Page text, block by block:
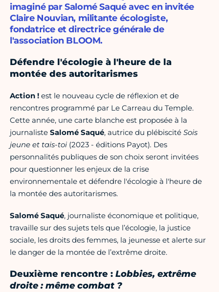
imaginé par Salomé Saqué avec en invitée
Claire Nouvian, militante écologiste,
fondatrice et directrice générale de
l'association BLOOM.
Défendre l'écologie à l'heure de la
montée des autoritarismes
Action ! est le nouveau cycle de réflexion et de
rencontres programmé par Le Carreau du Temple.
Cette année, une carte blanche est proposée à la
journaliste Salomé Saqué, autrice du plébiscité Sois
jeune et tais-toi (2023 - éditions Payot). Des
personnalités publiques de son choix seront invitées
pour questionner les enjeux de la crise
environnementale et défendre l'écologie à l'heure de
la montée des autoritarismes.
Salomé Saqué, journaliste économique et politique,
travaille sur des sujets tels que l’écologie, la justice
sociale, les droits des femmes, la jeunesse et alerte sur
le danger de la montée de l’extrême droite.
Deuxième rencontre : Lobbies, extrême
droite : même combat ?